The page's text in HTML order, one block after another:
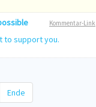
Kommentar-Link
to support you.
Ende